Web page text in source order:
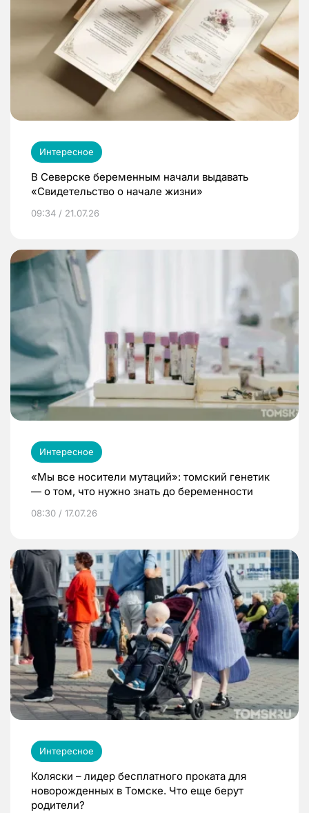
Интересное
В Северске беременным начали выдавать
«Свидетельство о начале жизни»
09:34 / 21.07.26
Интересное
«Мы все носители мутаций»: томский генетик
— о том, что нужно знать до беременности
08:30 / 17.07.26
Интересное
Коляски – лидер бесплатного проката для
новорожденных в Томске. Что еще берут
родители?